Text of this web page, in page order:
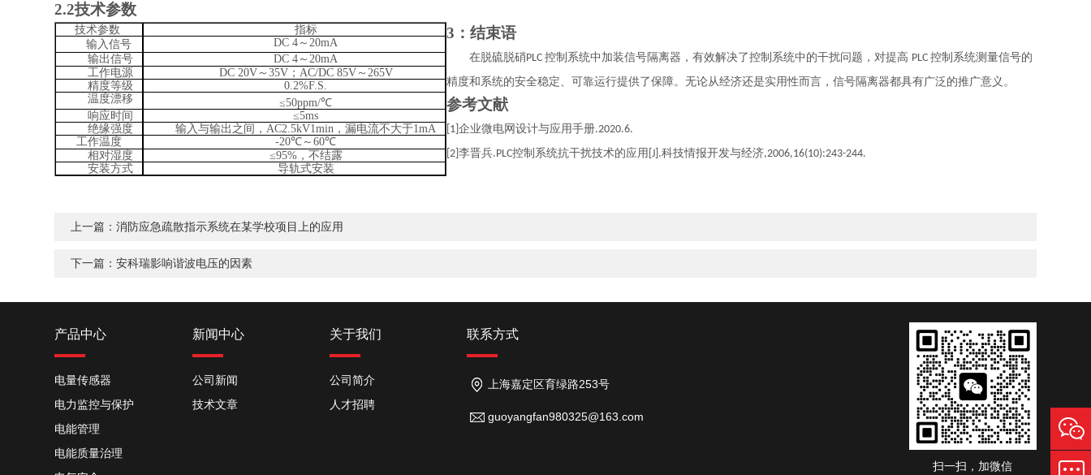
2.2技术参数
技术参数
指标
输入信号
DC4～20mA
输出信号
DC4～20mA
工作电源
DC 20V～35V；AC/DC 85V～265V
精度等级
0.2%F.S.
温度漂移
≤50ppm/℃
响应时间
≤5ms
绝缘强度
输入与输出之间，AC2.5kV1min，漏电流不大于1mA
工作温度
-20℃ ～60℃
相对湿度
≤95%，不结露
安装方式
导轨式安装
3 ：结束语
在脱硫脱硝PLC控制系统中加装信号隔离器，有效解决了控制系统中的干扰问题，对提高 PLC控制系统测量信号的
精度和系统的安全稳定、可靠运行提供了保障。无论从经济还是实用性而言，信号隔离器都具有广泛的推广意义。
参考文献
[1]企业微电网设计与应用手册.2020.6.
[2]李晋兵.PLC控制系统抗干扰技术的应用 [J].科技情报开发与经济,2006,16(10):243-244.
上一篇：消防应急疏散指示系统在某学校项目上的应用
下一篇：安科瑞影响谐波电压的因素
产品中心
电量传感器
电力监控与保护
电能管理
电能质量治理
新闻中心
公司新闻
技术文章
关于我们
公司简介
人才招聘
联系方式
上海嘉定区育绿路253号
guoyangfan980325@163.com
扫一扫，加微信